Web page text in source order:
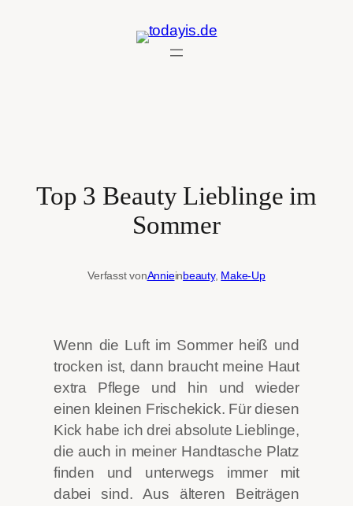
Top 3 Beauty Lieblinge im
Sommer
Verfasst vonAnnieinbeauty, Make-Up
Wenn die Luft im Sommer heiß und
trocken ist, dann braucht meine Haut
extra Pflege und hin und wieder
einen kleinen Frischekick. Für diesen
Kick habe ich drei absolute Lieblinge,
die auch in meiner Handtasche Platz
finden und unterwegs immer mit
dabei sind. Aus älteren Beiträgen